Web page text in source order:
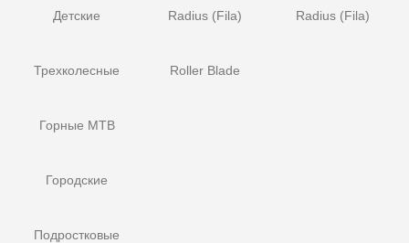
Детские
Трехколесные
Горные MTB
Городские
Подростковые
Radius (Fila)
Roller Blade
Radius (Fila)